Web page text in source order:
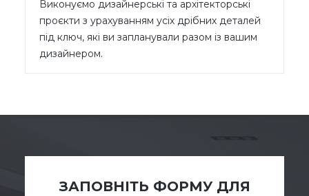
Виконуємо дизайнерські та архітекторські
проєкти з урахуванням усіх дрібних деталей
під ключ, які ви запланували разом із вашим
дизайнером.
ЗАПОВНІТЬ ФОРМУ ДЛЯ